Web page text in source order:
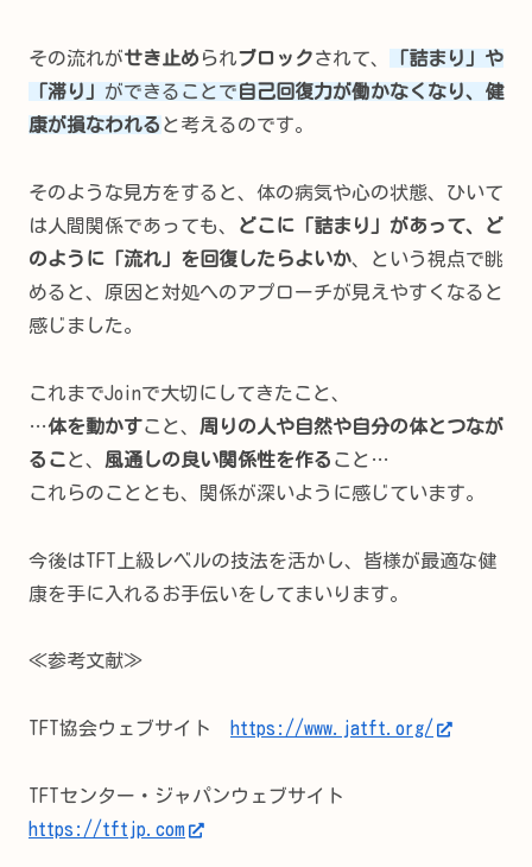
その流れがせき止め られブロックされて、
「詰まり」や
「滞り」 ができることで自己回復力が働かなくなり、健
康が損なわれる と考えるのです。
そのような見方をすると、体の病気や心の状態、ひいて
は人間関係であっても、
どこに「詰まり」があって、ど
のように「流れ」を回復したらよいか、という視点で眺
めると、原因と対処へのアプローチが見えやすくなると
感じました。
これまでJoinで大切にしてきたこと、
…体を動かすこと、 周りの人や自然や自分の体とつなが
るこ と、 風通しの良い関係性を作る こと…
これらのこととも、関係が深いように感じています。
今後はTFT上級レベルの技法を活かし、皆様が最適な健
康を手に入れるお手伝いをしてまいります。
≪参考文献≫
TFT協会ウェブサイト https://www.jatft.org/
TFTセンター・ジャパンウェブサイト
https://tftjp.com